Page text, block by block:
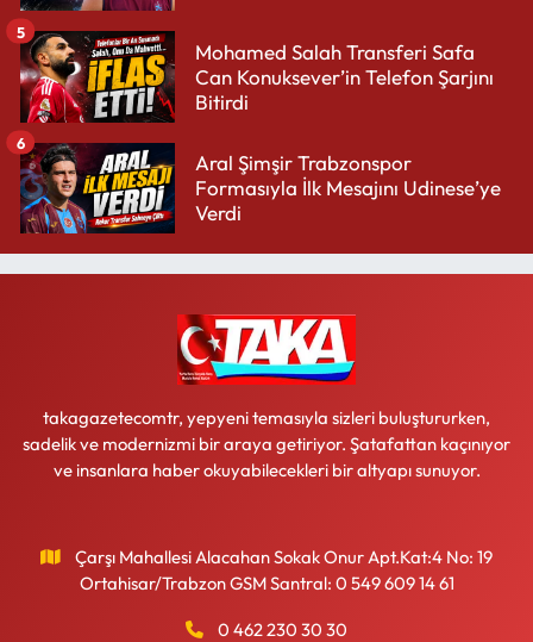
Mohamed Salah Transferi Safa
Can Konuksever’in Telefon Şarjını
Bitirdi
5
Aral Şimşir Trabzonspor
Formasıyla İlk Mesajını Udinese’ye
Verdi
6
takagazetecomtr, yepyeni temasıyla sizleri buluştururken,
sadelik ve modernizmi bir araya getiriyor. Şatafattan kaçınıyor
ve insanlara haber okuyabilecekleri bir altyapı sunuyor.
Çarşı Mahallesi Alacahan Sokak Onur Apt.Kat:4 No: 19
Ortahisar/Trabzon GSM Santral: 0 549 609 14 61
0 462 230 30 30